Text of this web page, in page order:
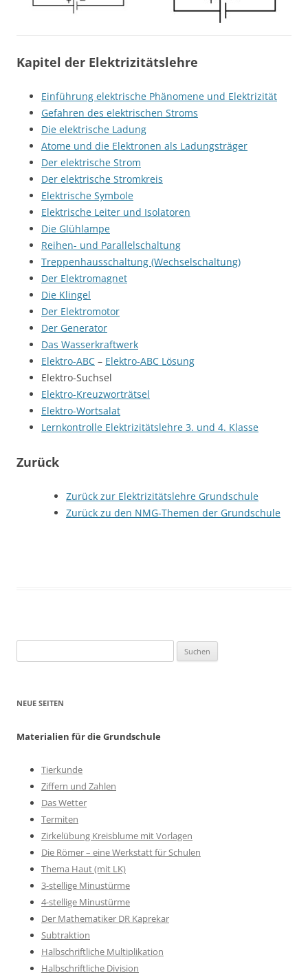
Kapitel der Elektrizitätslehre
Einführung elektrische Phänomene und Elektrizität
Gefahren des elektrischen Stroms
Die elektrische Ladung
Atome und die Elektronen als Ladungsträger
Der elektrische Strom
Der elektrische Stromkreis
Elektrische Symbole
Elektrische Leiter und Isolatoren
Die Glühlampe
Reihen- und Parallelschaltung
Treppenhausschaltung (Wechselschaltung)
Der Elektromagnet
Die Klingel
Der Elektromotor
Der Generator
Das Wasserkraftwerk
Elektro-ABC – Elektro-ABC Lösung
Elektro-Suchsel
Elektro-Kreuzworträtsel
Elektro-Wortsalat
Lernkontrolle Elektrizitätslehre 3. und 4. Klasse
Zurück
Zurück zur Elektrizitätslehre Grundschule
Zurück zu den NMG-Themen der Grundschule
nach:
NEUE SEITEN
Materialien für die Grundschule
Tierkunde
Ziffern und Zahlen
Das Wetter
Termiten
Zirkelübung Kreisblume mit Vorlagen
Die Römer – eine Werkstatt für Schulen
Thema Haut (mit LK)
3-stellige Minustürme
4-stellige Minustürme
Der Mathematiker DR Kaprekar
Subtraktion
Halbschriftliche Multiplikation
Halbschriftliche Division